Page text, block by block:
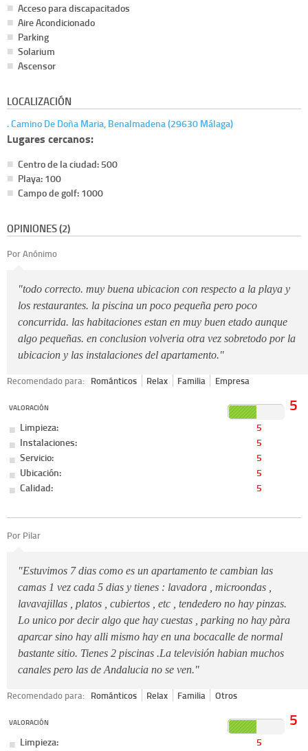
Acceso para discapacitados
Aire Acondicionado
Parking
Solarium
Ascensor
LOCALIZACIÓN
. Camino De Doña Maria, Benalmadena (29630 Málaga)
Lugares cercanos:
Centro de la ciudad: 500
Playa: 100
Campo de golf: 1000
OPINIONES (2)
Por Anónimo
"todo correcto. muy buena ubicacion con respecto a la playa y
los restaurantes. la piscina un poco pequeña pero poco
concurrida. las habitaciones estan en muy buen etado aunque
algo pequeñas. en conclusion volveria otra vez sobretodo por la
ubicacion y las instalaciones del apartamento."
Recomendado para: Románticos Relax Familia Empresa
VALORACIÓN 5
Limpieza:
5
Instalaciones:
5
Servicio:
5
Ubicación:
5
Calidad:
5
Por Pilar
"Estuvimos 7 dias como es un apartamento te cambian las
camas 1 vez cada 5 dias y tienes : lavadora , microondas ,
lavavajillas , platos , cubiertos , etc , tendedero no hay pinzas.
Lo unico por decir algo que hay cuestas , parking no hay pàra
aparcar sino hay alli mismo hay en una bocacalle de normal
bastante sitio. Tienes 2 piscinas .La televisión habian muchos
canales pero las de Andalucia no se ven."
Recomendado para: Románticos Relax Familia Otros
VALORACIÓN 5
Limpieza:
5